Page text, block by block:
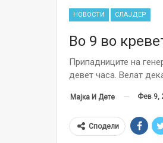
НОВОСТИ СЛАЈДЕР
Во 9 во
Припадниците на
девет часа. Велат
Мајка И Дете Фев 9,
Сподели